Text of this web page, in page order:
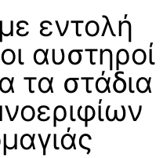
εντολή
αυστηροί
τα στάδια